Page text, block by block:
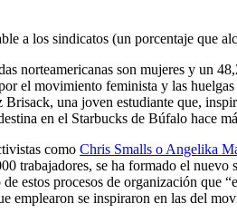
a los sindicatos (un porcentaje que
norteamericanas son mujeres y un
el movimiento feminista y las
una joven estudiante que,
en el Starbucks de Búfalo hace
como Chris Smalls o Angelika
trabajadores, se ha formado el
estos procesos de organización que
emplearon se inspiraron en las del